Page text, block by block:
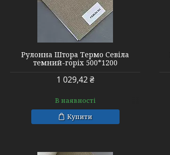
Рулонна Штора Термо Севіла
темний-горіх 500*1200
1 029,42 ₴
В наявності
Купити